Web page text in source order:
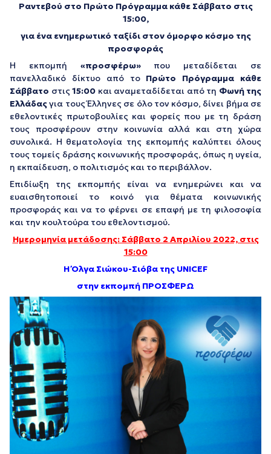
Ραντεβού στο Πρώτο Πρόγραμμα κάθε Σάββατο στις
15:00,
για ένα ενημερωτικό ταξίδι στον όμορφο κόσμο της
προσφοράς
Η εκπομπή «προσφέρω»που μεταδίδεται σε
πανελλαδικό δίκτυο από το Πρώτο Πρόγραμμα
κάθε
Σάββατο στις15:00 και αναμεταδίδεται από τη Φωνή της
Ελλάδαςγια τους Έλληνες σε όλο τον κόσμο, δίνει βήμα σε
εθελοντικές πρωτοβουλίες και φορείς που με τη δράση
τους προσφέρουν στην κοινωνία αλλά και στη χώρα
συνολικά. Η θεματολογία της εκπομπής καλύπτει όλους
τους τομείς δράσης κοινωνικής προσφοράς, όπως η υγεία,
η εκπαίδευση, ο πολιτισμός και το περιβάλλον.
Επιδίωξη της εκπομπής είναι να ενημερώνει και να
ευαισθητοποιεί το κοινό για θέματα κοινωνικής
προσφοράς και να το φέρνει σε επαφή με τη φιλοσοφία
και την κουλτούρα του εθελοντισμού.
Ημερομηνία μετάδοσης: Σάββατο 2 Απριλίου 2022, στις
15:00
Η Όλγα Σιώκου-Σιόβα της UNICEF
στην εκπομπή ΠΡΟΣΦΕΡΩ